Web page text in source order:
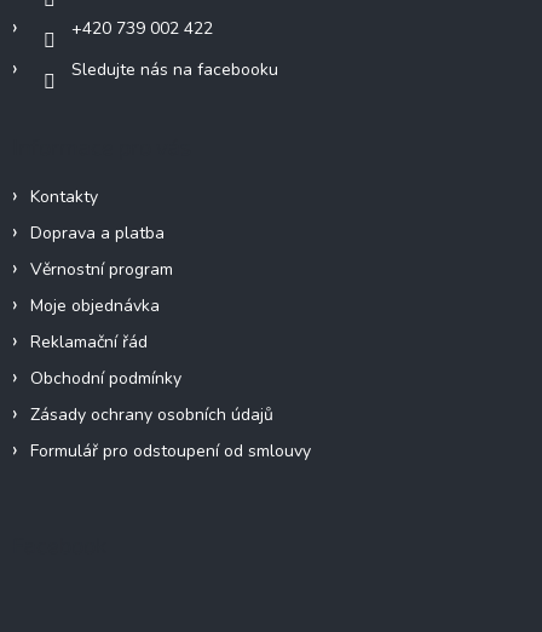
+420 739 002 422
Sledujte nás na facebooku
Kontakty
Doprava a platba
Věrnostní program
Moje objednávka
Reklamační řád
Obchodní podmínky
Zásady ochrany osobních údajů
Formulář pro odstoupení od smlouvy